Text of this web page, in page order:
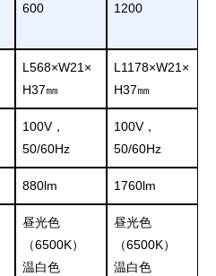
600 1200
L568×W21×
H37㎜
L1178×W21×
H37㎜
100V，
50/60Hz
100V，
50/60Hz
880lm 1760lm
昼光色
（6500K）
温白色
昼光色
（6500K）
温白色